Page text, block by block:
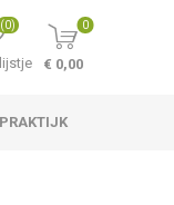
(0) 0
€ 0,00
PRAKTIJK